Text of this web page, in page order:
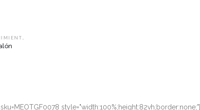
style="width:100%;height:82vh;border:none;"]